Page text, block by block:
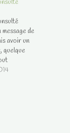
de
avoir un
quelque
allait bien.